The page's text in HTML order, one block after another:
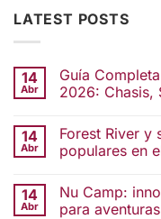
LATEST POSTS
14
Abr
Guía
2026: Chasis,
14
Abr
Forest River y
populares en
14
Abr
Nu Camp:
para